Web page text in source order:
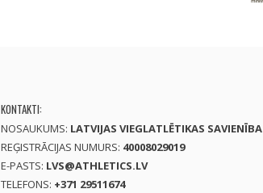
KONTAKTI:
NOSAUKUMS: LATVIJAS VIEGLATLĒTIKAS SAVIENĪBA
REĢISTRĀCIJAS NUMURS: 40008029019
E-PASTS: LVS@ATHLETICS.LV
TELEFONS: +371 29511674